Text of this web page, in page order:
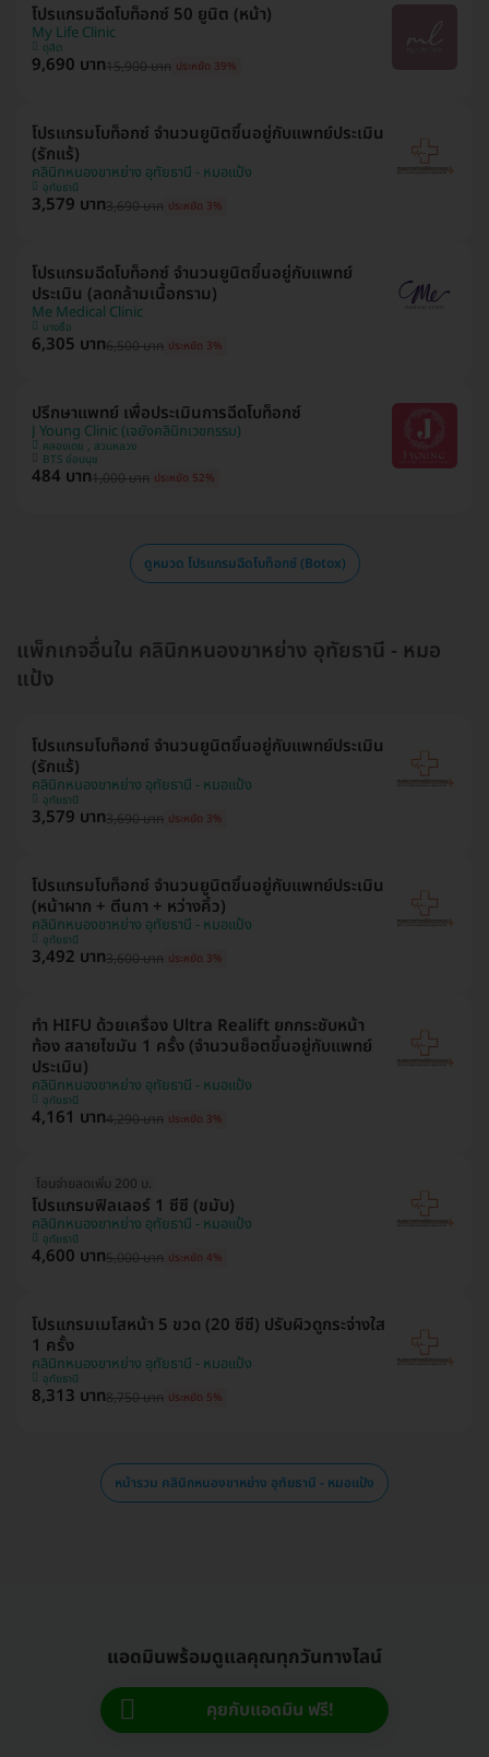
โปรแกรมฉีดโบท็อกซ์ 50 ยูนิต (หน้า)
My Life Clinic
ดุสิต
9,690 บาท15,900 บาท ประหยัด 39%
โปรแกรมโบท็อกซ์ จำนวนยูนิตขึ้นอยู่กับแพทย์ประเมิน
(รักแร้)
คลินิกหนองขาหย่าง อุทัยธานี - หมอแป้ง
อุทัยธานี
3,579 บาท3,690 บาท ประหยัด 3%
โปรแกรมฉีดโบท็อกซ์ จำนวนยูนิตขึ้นอยู่กับแพทย์
ประเมิน (ลดกล้ามเนื้อกราม)
Me Medical Clinic
บางซื่อ
6,305 บาท6,500 บาท ประหยัด 3%
ปรึกษาแพทย์ เพื่อประเมินการฉีดโบท็อกซ์
J Young Clinic (เจยังคลินิกเวชกรรม)
คลองเตย , สวนหลวง
BTS อ่อนนุช
484 บาท1,000 บาท ประหยัด 52%
ดูหมวด โปรแกรมฉีดโบท็อกซ์ (Botox)
แพ็กเกจอื่นใน คลินิกหนองขาหย่าง อุทัยธานี - หมอ
แป้ง
โปรแกรมโบท็อกซ์ จำนวนยูนิตขึ้นอยู่กับแพทย์ประเมิน
(รักแร้)
คลินิกหนองขาหย่าง อุทัยธานี - หมอแป้ง
อุทัยธานี
3,579 บาท3,690 บาท ประหยัด 3%
โปรแกรมโบท็อกซ์ จำนวนยูนิตขึ้นอยู่กับแพทย์ประเมิน
(หน้าผาก + ตีนกา + หว่างคิ้ว)
คลินิกหนองขาหย่าง อุทัยธานี - หมอแป้ง
อุทัยธานี
3,492 บาท3,600 บาท ประหยัด 3%
ทำ HIFU ด้วยเครื่อง Ultra Realift ยกกระชับหน้า
ท้อง สลายไขมัน 1 ครั้ง (จำนวนช็อตขึ้นอยู่กับแพทย์
ประเมิน)
คลินิกหนองขาหย่าง อุทัยธานี - หมอแป้ง
อุทัยธานี
4,161 บาท4,290 บาท ประหยัด 3%
โอนจ่ายลดเพิ่ม 200 บ.
โปรแกรมฟิลเลอร์ 1 ซีซี (ขมับ)
คลินิกหนองขาหย่าง อุทัยธานี - หมอแป้ง
อุทัยธานี
4,600 บาท5,000 บาท ประหยัด 4%
โปรแกรมเมโสหน้า 5 ขวด (20 ซีซี) ปรับผิวดูกระจ่างใส
1 ครั้ง
คลินิกหนองขาหย่าง อุทัยธานี - หมอแป้ง
อุทัยธานี
8,313 บาท8,750 บาท ประหยัด 5%
หน้ารวม คลินิกหนองขาหย่าง อุทัยธานี - หมอแป้ง
แอดมินพร้อมดูแลคุณทุกวันทางไลน์
คุยกับแอดมิน ฟรี!